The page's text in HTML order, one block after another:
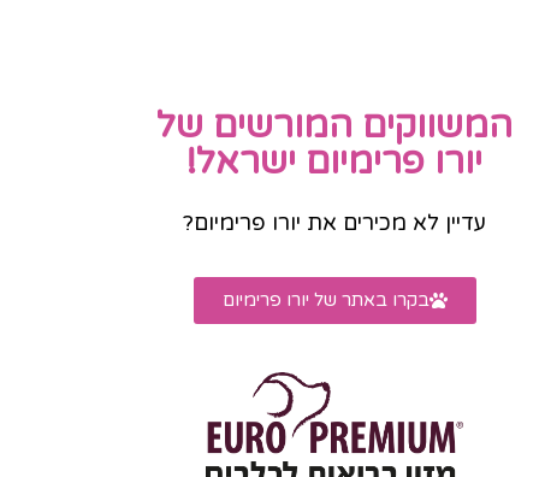
המשווקים המורשים של
יורו פרימיום ישראל!
עדיין לא מכירים את יורו פרימיום?
בקרו באתר של יורו פרימיום